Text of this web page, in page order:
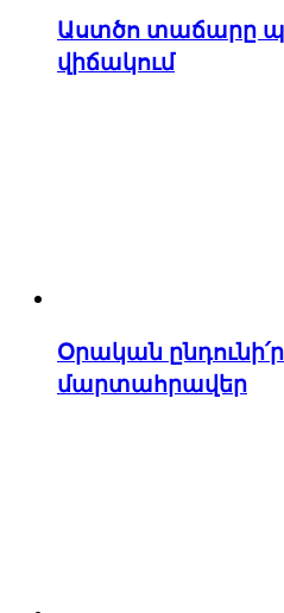
Աստծո տաճարը
վիճակում
Օրական
մարտահրավեր